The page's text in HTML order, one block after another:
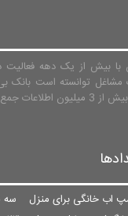
با بیش از یک دهه فعالیت
مشاغل توانسته است بانک
آوری نماید.
اب خانگی برای منزل سه